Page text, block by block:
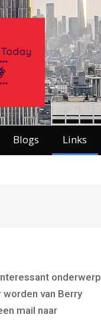
Blogs Links
onderwerp
van Berry
mail naar